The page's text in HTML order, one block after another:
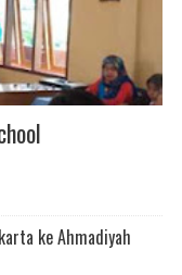
ke Ahmadiyah